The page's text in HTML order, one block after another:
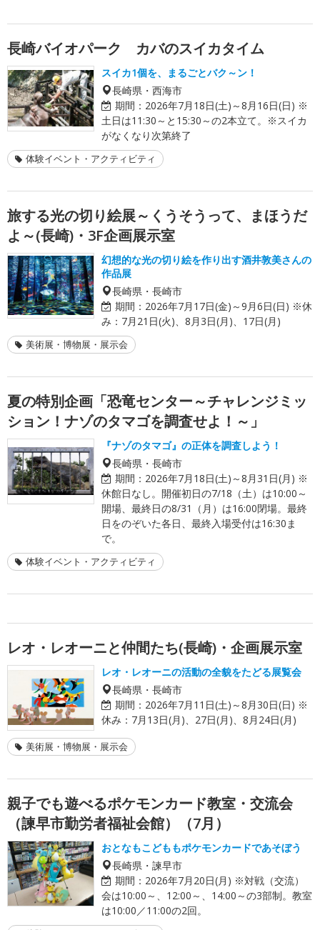
長崎バイオパーク カバのスイカタイム
スイカ1個を、まるごとバク～ン！
長崎県・西海市
期間： 2026年7月18日(土)～8月16日(日) ※
土日は11:30～と15:30～の2本立て。※スイカ
がなくなり次第終了
体験イベント・アクティビティ
旅する光の切り絵展～くうそうって、まほうだ
よ～(長崎)・3F企画展示室
幻想的な光の切り絵を作り出す酒井敦美さんの
作品展
長崎県・長崎市
期間： 2026年7月17日(金)～9月6日(日) ※休
み：7月21日(火)、8月3日(月)、17日(月)
美術展・博物展・展示会
夏の特別企画「恐竜センター～チャレンジミッ
ション！ナゾのタマゴを調査せよ！～」
『ナゾのタマゴ』の正体を調査しよう！
長崎県・長崎市
期間： 2026年7月18日(土)～8月31日(月) ※
休館日なし。開催初日の7/18（土）は10:00～
開場、最終日の8/31（月）は16:00閉場。最終
日をのぞいた各日、最終入場受付は16:30ま
で。
体験イベント・アクティビティ
レオ・レオーニと仲間たち(長崎)・企画展示室
レオ・レオーニの活動の全貌をたどる展覧会
長崎県・長崎市
期間： 2026年7月11日(土)～8月30日(日) ※
休み：7月13日(月)、27日(月)、8月24日(月)
美術展・博物展・展示会
親子でも遊べるポケモンカード教室・交流会
（諫早市勤労者福祉会館）（7月）
おとなもこどももポケモンカードであそぼう
長崎県・諫早市
期間： 2026年7月20日(月) ※対戦（交流）
会は10:00～、12:00～、14:00～の3部制。教室
は10:00／11:00の2回。